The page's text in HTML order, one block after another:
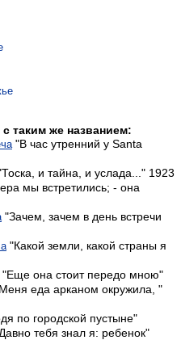
таким же названием:
"В час утренний у Santa
и тайна, и услада..." 1923
мы встретились; - она
"Зачем, зачем в день встречи
"Какой земли, какой страны я
"Еще она стоит передо мною"
еда арканом окружила, "
по городской пустыне"
тебя знал я: ребенок"